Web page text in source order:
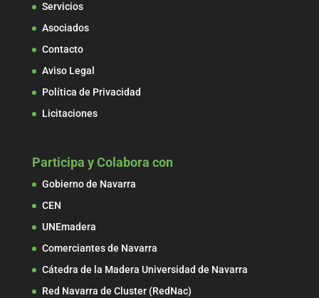
Servicios
Asociados
Contacto
Aviso Legal
Política de Privacidad
Licitaciones
Participa y Colabora con
Gobierno de Navarra
CEN
UNEmadera
Comerciantes de Navarra
Cátedra de la Madera Universidad de Navarra
Red Navarra de Cluster (RedNac)